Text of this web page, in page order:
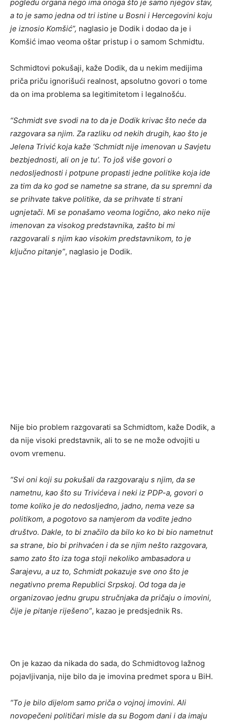
pogledu organa nego ima onoga što je samo njegov stav,
a to je samo jedna od tri istine u Bosni i Hercegovini koju
je iznosio Komšić”, naglasio je Dodik i dodao da je i
Komšić imao veoma oštar pristup i o samom Schmidtu.
Schmidtovi pokušaji, kaže Dodik, da u nekim medijima
priča priču ignorišući realnost, apsolutno govori o tome
da on ima problema sa legitimitetom i legalnošću.
“Schmidt sve svodi na to da je Dodik krivac što neće da
razgovara sa njim. Za razliku od nekih drugih, kao što je
Јelena Trivić koja kaže ‘Schmidt nije imenovan u Savjetu
bezbjednosti, ali on je tu’. To još više govori o
nedosljednosti i potpune propasti jedne politike koja ide
za tim da ko god se nametne sa strane, da su spremni da
se prihvate takve politike, da se prihvate ti strani
ugnjetači. Mi se ponašamo veoma logično, ako neko nije
imenovan za visokog predstavnika, zašto bi mi
razgovarali s njim kao visokim predstavnikom, to je
ključno pitanje”, naglasio je Dodik.
Nije bio problem razgovarati sa Schmidtom, kaže Dodik, a
da nije visoki predstavnik, ali to se ne može odvojiti u
ovom vremenu.
“Svi oni koji su pokušali da razgovaraju s njim, da se
nametnu, kao što su Trivićeva i neki iz PDP-a, govori o
tome koliko je do nedosljedno, jadno, nema veze sa
politikom, a pogotovo sa namjerom da vodite jedno
društvo. Dakle, to bi značilo da bilo ko ko bi bio nametnut
sa strane, bio bi prihvaćen i da se njim nešto razgovara,
samo zato što iza toga stoji nekoliko ambasadora u
Sarajevu, a uz to, Schmidt pokazuje sve ono što je
negativno prema Republici Srpskoj. Od toga da je
organizovao jednu grupu stručnjaka da pričaju o imovini,
čije je pitanje riješeno”, kazao je predsjednik Rs.
On je kazao da nikada do sada, do Schmidtovog lažnog
pojavljivanja, nije bilo da je imovina predmet spora u BiH.
“To je bilo dijelom samo priča o vojnoj imovini. Ali
novopečeni političari misle da su Bogom dani i da imaju